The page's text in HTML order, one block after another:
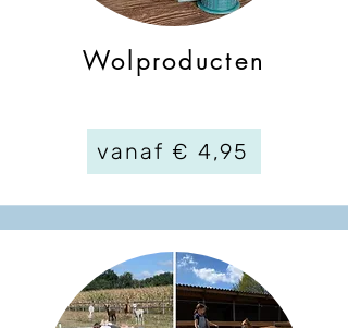
Wolproducten
vanaf € 4,95